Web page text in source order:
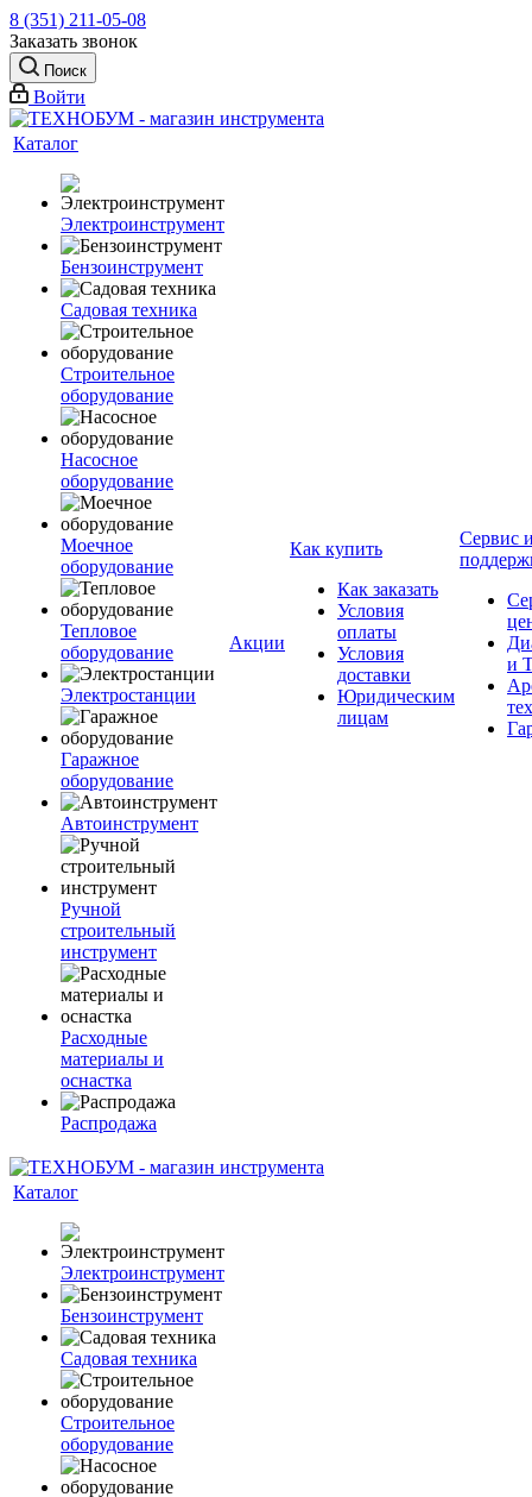
8 (351) 211-05-08
Заказать звонок
Поиск
Войти
Каталог
Электроинструмент
Бензоинструмент
Садовая техника
Строительное
оборудование
Насосное
оборудование
Моечное
оборудование
Тепловое
оборудование
Электростанции
Гаражное
оборудование
Автоинструмент
Ручной
строительный
инструмент
Расходные
материалы и
оснастка
Распродажа
Акции
Как купить
Как заказать
Условия
оплаты
Условия
доставки
Юридическим
лицам
Сервис
и
Каталог
Электроинструмент
Бензоинструмент
Садовая техника
Строительное
оборудование